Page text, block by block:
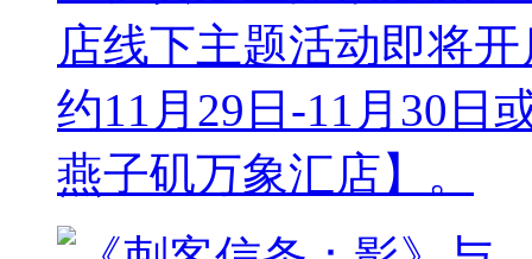
店线下主题活动即将
约11月29日-11月30日
燕子矶万象汇店】。